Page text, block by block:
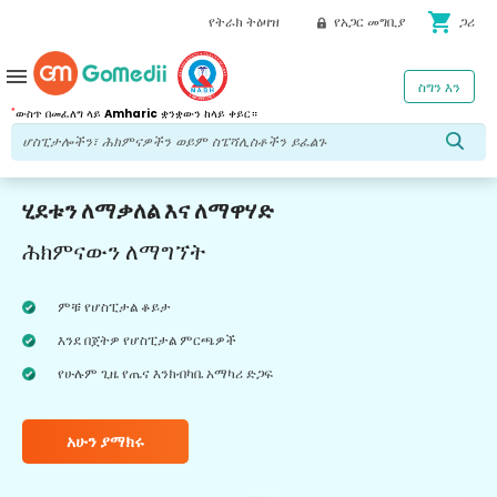
የትራክ ትዕዛዝ የአጋር መግቢያ shopping_cart ጋሪ
*ውስጥ በመፈለግ ላይ Amharic ቋንቋውን ከላይ ቀይር።
ስግን እን
menu
ሂደቱን ለማቃለል እና ለማዋሃድ
ሕክምናውን ለማግኘት
ምቹ የሆስፒታል ቆይታ
እንደ በጀትዎ የሆስፒታል ምርጫዎች
የሁሉም ጊዜ የጤና እንክብካቤ አማካሪ ድጋፍ
አሁን ያማክሩ